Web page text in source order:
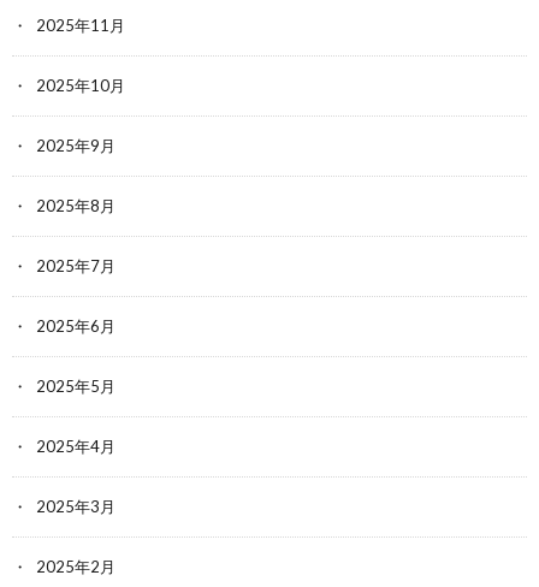
2025年11月
2025年10月
2025年9月
2025年8月
2025年7月
2025年6月
2025年5月
2025年4月
2025年3月
2025年2月